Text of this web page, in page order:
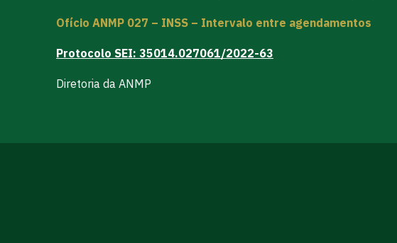
Ofício ANMP 027 – INSS – Intervalo entre agendamentos
Protocolo SEI: 35014.027061/2022-63
Diretoria da ANMP